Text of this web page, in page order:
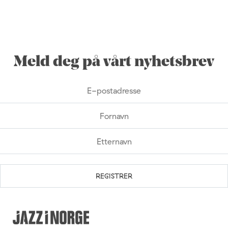
Meld deg på vårt nyhetsbrev